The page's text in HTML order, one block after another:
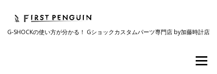
G-SHOCKの使い方が分かる！ Gショックカスタムパーツ専門店 by加藤時計店
メニュー